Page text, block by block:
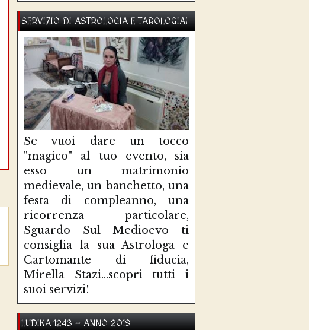
SERVIZIO DI ASTROLOGIA E TAROLOGIA!
Se vuoi dare un tocco
"magico" al tuo evento, sia
esso un matrimonio
medievale, un banchetto, una
festa di compleanno, una
ricorrenza particolare,
Sguardo Sul Medioevo ti
consiglia la sua Astrologa e
Cartomante di fiducia,
Mirella Stazi...scopri tutti i
suoi servizi!
LUDIKA 1243 - ANNO 2019